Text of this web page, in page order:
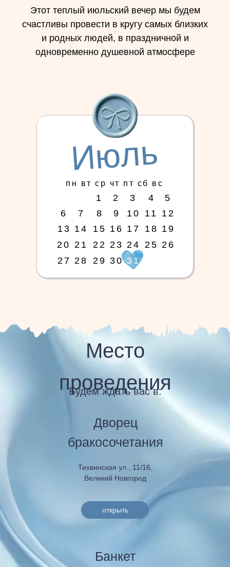
Этот теплый июльский вечер мы будем
счастливы провести в кругу самых близких
и родных людей, в праздничной и
одновременно душевной атмосфере
Июль
пн вт ср чт пт сб вс
30
28 29
3
23 24 25 26
27
21 22
16 17 18 19
20
13 14 15
2 4
5
6
8 9 10 11 12
1
31
7
Место
проведения
Дворец
бракосочетания
Будем ждать вас в:
Тихвинская ул., 11/16,
Великий Новгород
открыть
Банкет